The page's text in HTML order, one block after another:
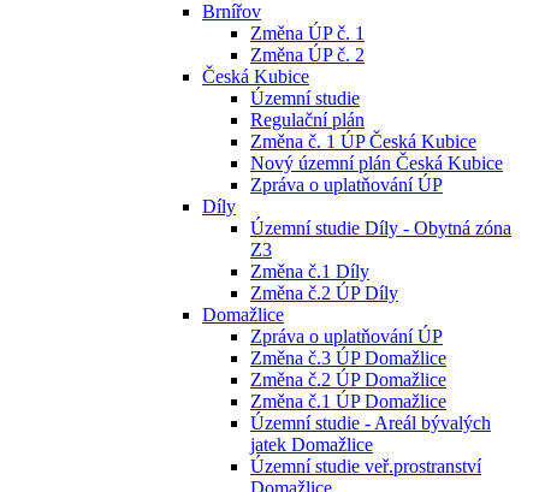
Brnířov
Změna ÚP č. 1
Změna ÚP č. 2
Česká Kubice
Územní studie
Regulační plán
Změna č. 1 ÚP Česká Kubice
Nový územní plán Česká Kubice
Zpráva o uplatňování ÚP
Díly
Územní studie Díly - Obytná zóna
Z3
Změna č.1 Díly
Změna č.2 ÚP Díly
Domažlice
Zpráva o uplatňování ÚP
Změna č.3 ÚP Domažlice
Změna č.2 ÚP Domažlice
Změna č.1 ÚP Domažlice
Územní studie - Areál bývalých
jatek Domažlice
Územní studie veř.prostranství
Domažlice